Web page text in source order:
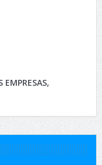
EMPRESAS,